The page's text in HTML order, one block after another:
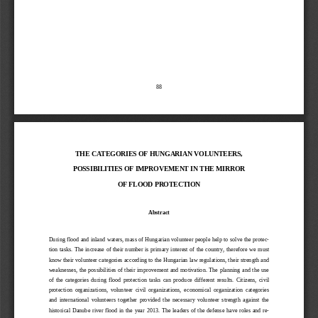
88
THE CATEGORIES OF HUNGARIAN VOLUNTEERS,
POSSIBILITIES OF IMPROVEMENT IN THE MIRROR
OF FLOOD PROTECTION
Abstract
During flood and inland waters, mass of Hungarian volunteer people help to solve the protec-
tion tasks. The increase of their number is primary interest of the country, therefore we must
know their volunteer categories according to the Hungarian law regulations, their strength and
weaknesses, the possibilities of their improvement and motivation. The planning and the use
of  the  categories  during  flood  protection  tasks  can  produce  different  results.  Citizens,  civil
protection  organizations,  volunteer  civil  organizations,  economical  organization  categories
and  international  volunteers  together  provided  the  necessary  volunteer  strength  against  the
historical Danube river flood in the  year 2013. The leaders of the defense have roles  and re-